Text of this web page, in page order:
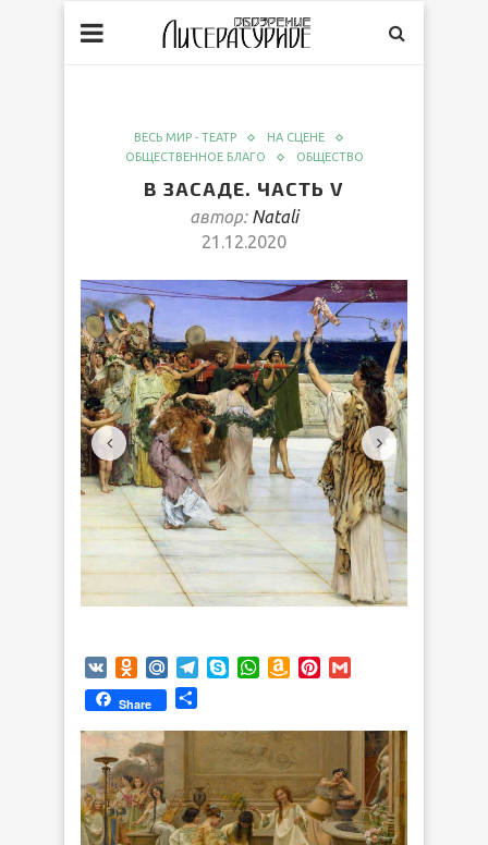
ВЕСЬ МИР - ТЕАТР
НА СЦЕНЕ
ОБЩЕСТВЕННОЕ БЛАГО
ОБЩЕСТВО
В ЗАСАДЕ. ЧАСТЬ V
автор: Natali
21.12.2020
VK Odnoklassniki
Mail.RuTelegram
SkypeWhatsApp
AmazonPinterest
Share